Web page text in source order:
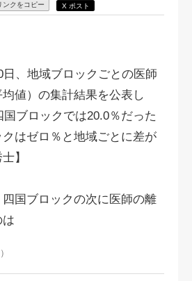
ンクをコピー X ポスト
、地域ブロックごとの医師
値）の集計結果を公表し
国ブロックでは20.0％だった
はゼロ％と地域ごとに差が
】
国ブロックの次に医師の離